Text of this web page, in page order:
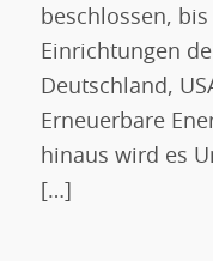
beschlossen,
Einrichtungen
Deutschland,
Erneuerbare
hinaus wird es
[…]